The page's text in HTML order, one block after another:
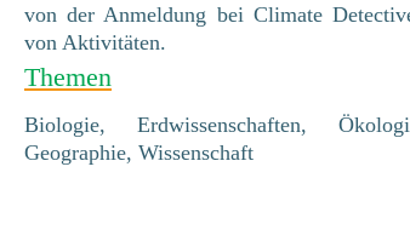
von der Anmeldung bei Climate
von Aktivitäten.
Themen
Biologie, Erdwissenschaften,
Geographie, Wissenschaft